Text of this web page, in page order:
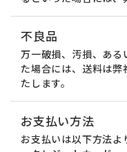
不良品
万一破損、汚損、ある
た場合には、送料は
たします。
お支払い方法
お支払いは以下方法よ